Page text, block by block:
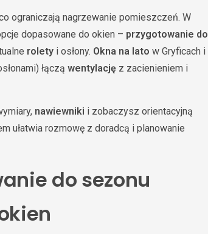
ograniczają nagrzewanie pomieszczeń. W
dopasowane do okien – przygotowanie do
rolety i osłony. Okna na lato w Gryficach i
łączą wentylację z zacienieniem i
nawiewniki i zobaczysz orientacyjną
ułatwia rozmowę z doradcą i planowanie
do sezonu